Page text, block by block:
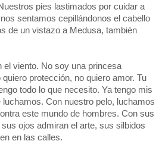
pies lastimados por cuidar a
sentamos cepillándonos el cabello
de un vistazo a Medusa, también
el viento. No soy una princesa
protección, no quiero amor. Tu
todo lo que necesito. Ya tengo mis
Con nuestro pelo, luchamos
este mundo de hombres. Con sus
ojos admiran el arte, sus silbidos
en las calles.